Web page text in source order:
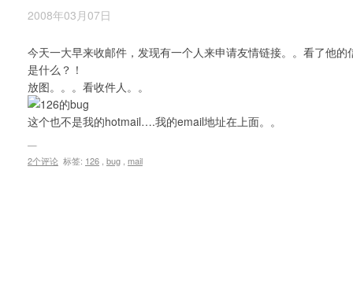
2008年03月07日
今天一大早来收邮件，发现有一个人来申请友情链接。。看了他
是什么？！
放图。。。看收件人。。
这个也不是我的hotmail….我的email地址在上面。。
2个评论 标签: 126 bug mail